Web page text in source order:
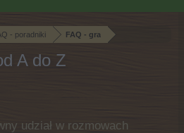
- poradniki FAQ - gra
A do Z
udział w rozmowach